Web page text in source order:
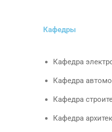
Кафедры
Кафедра
Кафедра
Кафедра
Кафедра